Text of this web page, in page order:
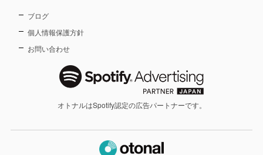
ブログ
個人情報保護方針
お問い合わせ
オトナルはSpotify認定の広告パートナーです。